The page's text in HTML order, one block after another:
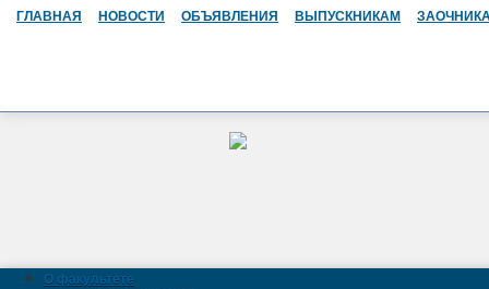
ГЛАВНАЯ НОВОСТИ ОБЪЯВЛЕНИЯ ВЫПУСКНИКАМ
О факультете